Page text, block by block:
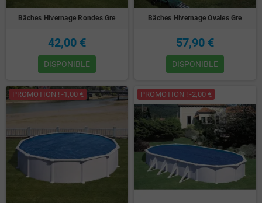
Bâches Hivernage Rondes Gre
42,00 €
DISPONIBLE
Bâches Hivernage Ovales Gre
57,90 €
DISPONIBLE
PROMOTION ! -1,00 € PROMOTION ! -2,00 €